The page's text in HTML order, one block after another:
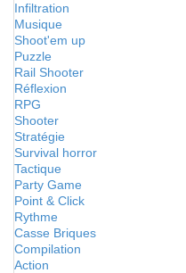
Infiltration
Musique
Shoot'em up
Puzzle
Rail Shooter
Réflexion
RPG
Shooter
Stratégie
Survival horror
Tactique
Party Game
Point & Click
Rythme
Casse Briques
Compilation
Action